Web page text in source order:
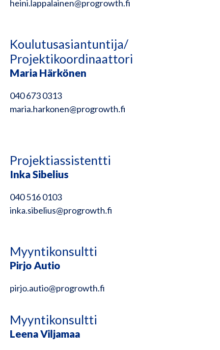
heini.lappalainen@progrowth.fi
Koulutusasiantuntija/
Projektikoordinaattori
Maria Härkönen
040 673 0313
maria.harkonen@progrowth.fi
Projektiassistentti
Inka Sibelius
040 516 0103
inka.sibelius@progrowth.fi
Myyntikonsultti
Pirjo Autio
pirjo.autio@progrowth.fi
Myyntikonsultti
Leena Viljamaa